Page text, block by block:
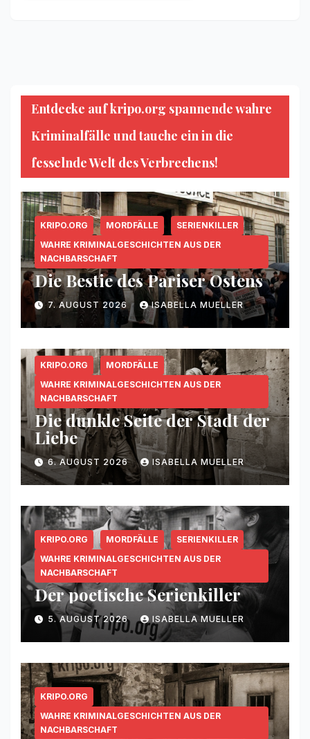
Entdecke auf kripo.org spannende wahre
Kriminalfälle und tauche ein in die
fesselnde Welt des Verbrechens!
KRIPO.ORG MORDFÄLLE
SERIENKILLER
WAHRE KRIMINALGESCHICHTEN AUS DER
NACHBARSCHAFT
Die Bestie des Pariser Ostens
7. AUGUST 2026 ISABELLA MUELLER
KRIPO.ORG
MORDFÄLLE
WAHRE KRIMINALGESCHICHTEN AUS DER
NACHBARSCHAFT
Die dunkle Seite der Stadt der
Liebe
6. AUGUST 2026 ISABELLA MUELLER
KRIPO.ORG MORDFÄLLE
SERIENKILLER
WAHRE KRIMINALGESCHICHTEN AUS DER
NACHBARSCHAFT
Der poetische Serienkiller
5. AUGUST 2026 ISABELLA MUELLER
KRIPO.ORG
WAHRE KRIMINALGESCHICHTEN AUS DER
NACHBARSCHAFT